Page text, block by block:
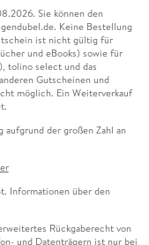
Sie können den
Keine Bestellung
ist nicht gültig für
und eBooks) sowie für
tolino select und das
Gutscheinen und
möglich. Ein Weiterverkauf
der großen Zahl an
Informationen über den
Rückgaberecht von
und Datenträgern ist nur bei